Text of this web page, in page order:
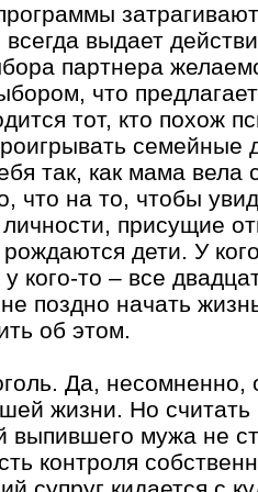
всегда выдает
партнера
что
тот, кто похож
семейные
так, как мама
что на то, чтобы
присущие
дети. У
кого-то – все
поздно начать
об этом.
Да, несомненно,
жизни. Но
выпившего мужа не
контроля